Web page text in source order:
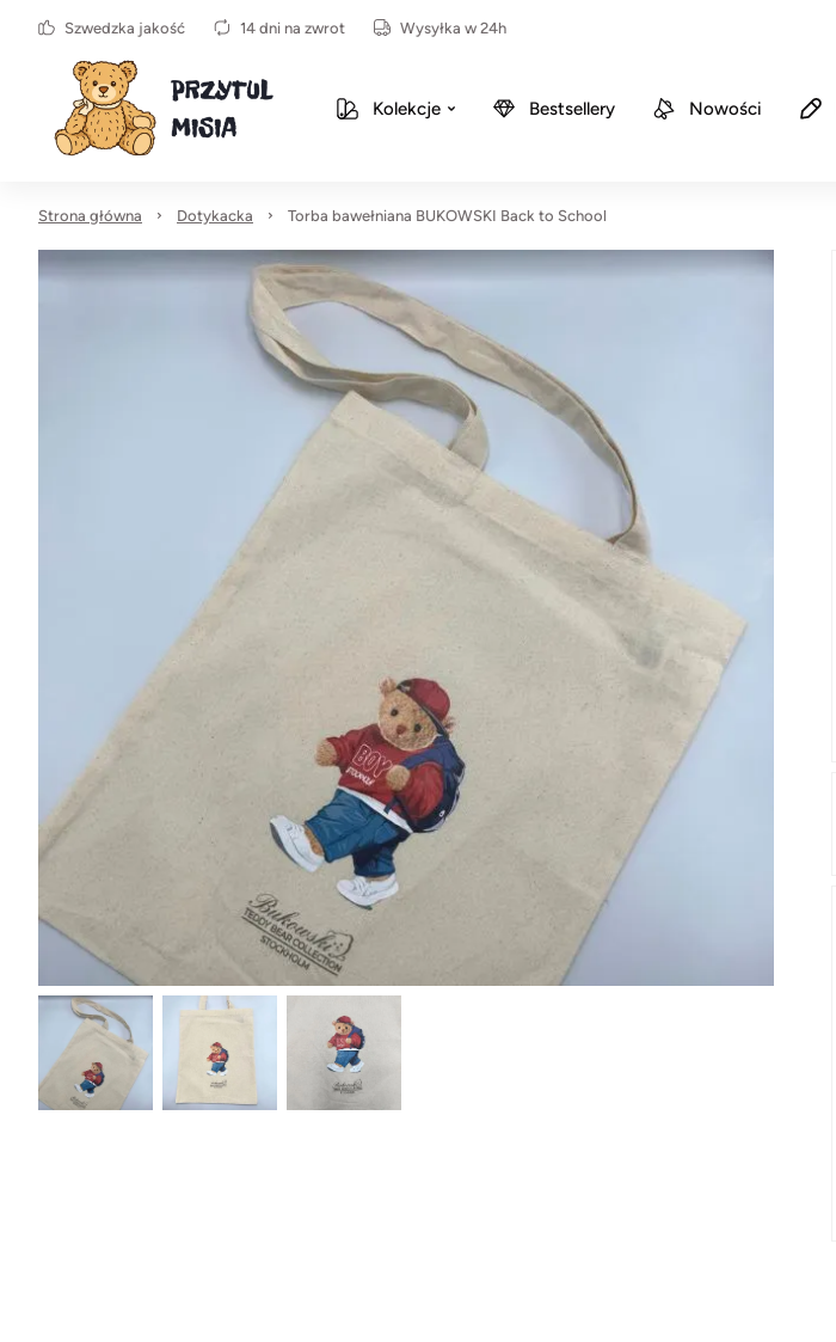
Szwedzka jakość 14 dni na zwrot Wysyłka w 24h
Kolekcje Bestsellery Nowości
Strona główna Dotykacka Torba bawełniana BUKOWSKI Back to School